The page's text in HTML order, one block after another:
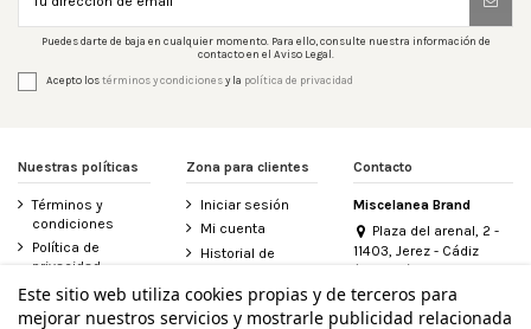
Puedes darte de baja en cualquier momento. Para ello, consulte nuestra información de
contacto en el Aviso Legal.
Acepto lostérminos y condicionesy la política de privacidad
Nuestras políticas
Términos y
condiciones
Política de
privacidad
Aviso legal
Política de
Zona para clientes
Iniciar sesión
Mi cuenta
Historial de
Contacte con
nosotros
Contacto
Miscelanea Brand
Plaza del arenal, 2 -
11403, Jerez - Cádiz
(España)
956 155 340
Este sitio web utiliza cookies propias y de terceros para
mejorar nuestros servicios y mostrarle publicidad relacionada